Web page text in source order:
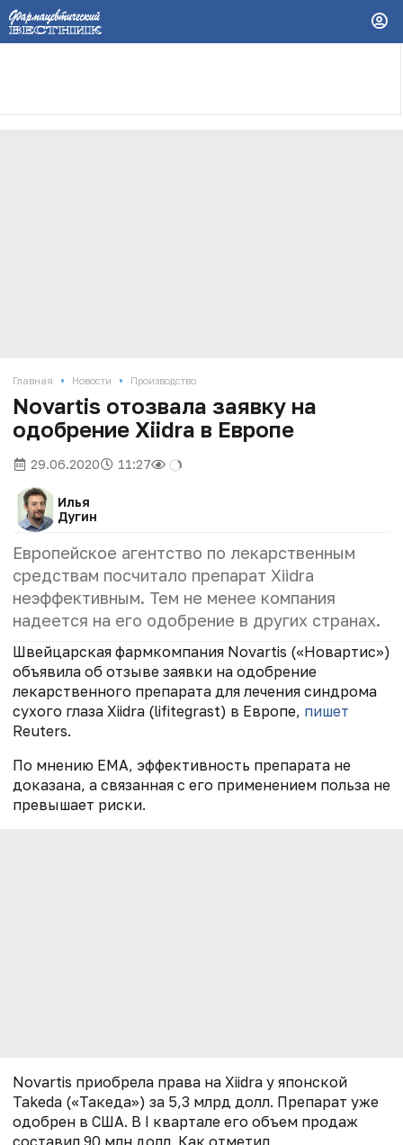
Главная • Новости • Производство
Novartis отозвала заявку на
одобрение Xiidra в Европе
29.06.2020 11:27
Илья
Дугин
Европейское агентство по лекарственным
средствам посчитало препарат Xiidra
неэффективным. Тем не менее компания
надеется на его одобрение в других странах.
Швейцарская фармкомпания Novartis («Новартис»)
объявила об отзыве заявки на одобрение
лекарственного препарата для лечения синдрома
сухого глаза Xiidra (lifitegrast) в Европе, пишет
Reuters.
По мнению EMA, эффективность препарата не
доказана, а связанная с его применением польза не
превышает риски.
Novartis приобрела права на Xiidra у японской
Takeda («Такеда») за 5,3 млрд долл. Препарат уже
одобрен в США. В I квартале его объем продаж
составил 90 млн долл. Как отметил